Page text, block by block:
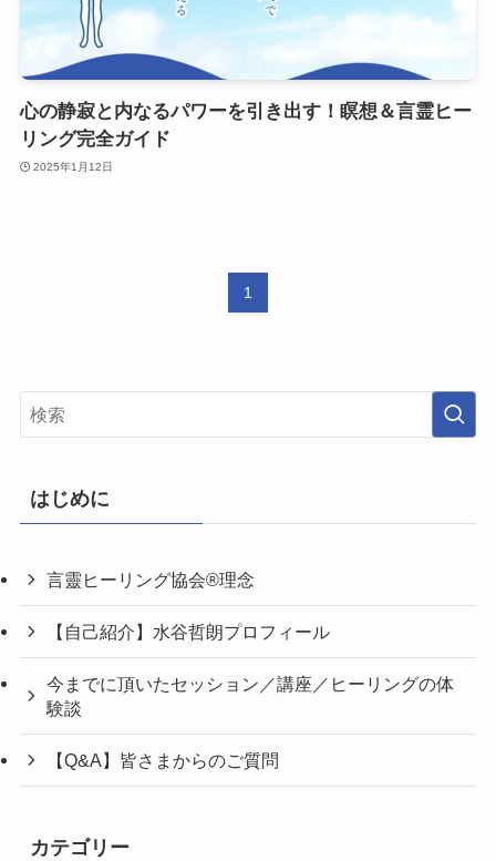
心の静寂と内なるパワーを引き出す！瞑想＆言霊ヒー
リング完全ガイド
2025年1月12日
1
はじめに
言靈ヒーリング協会®理念
【自己紹介】水谷哲朗プロフィール
今までに頂いたセッション／講座／ヒーリングの体
験談
【Q&A】皆さまからのご質問
カテゴリー